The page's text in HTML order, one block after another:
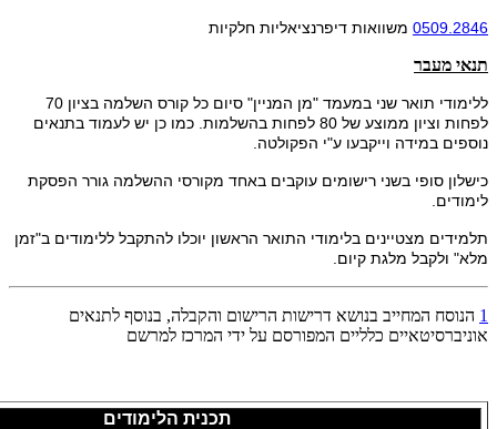
0509.2846 משוואות דיפרנציאליות חלקיות
תנאי מעבר
ללימודי תואר שני במעמד "מן המניין" סיום כל קורס השלמה בציון 70
לפחות וציון ממוצע של 80 לפחות בהשלמות. כמו כן יש לעמוד בתנאים
נוספים במידה וייקבעו ע"י הפקולטה.
כישלון סופי בשני רישומים עוקבים באחד מקורסי ההשלמה גורר הפסקת
לימודים.
תלמידים מצטיינים בלימודי התואר הראשון יוכלו להתקבל ללימודים ב"זמן
מלא" ולקבל מלגת קיום.
1 הנוסח המחייב בנושא דרישות הרישום והקבלה, בנוסף לתנאים
אוניברסיטאיים כלליים המפורסם על ידי המרכז למרשם
תכנית הלימודים